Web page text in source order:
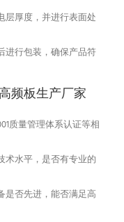
层厚度，并进行表面处
进行包装，确保产品符
频板生产厂家
质量管理体系认证等相
术水平，是否有专业的
是否先进，能否满足高